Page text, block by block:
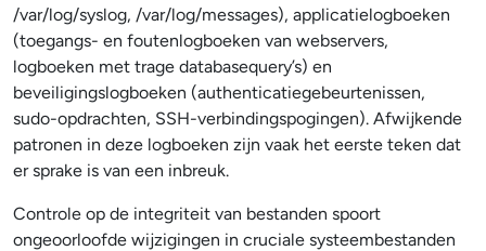
/var/log/syslog, /var/log/messages), applicatielogboeken
(toegangs- en foutenlogboeken van webservers,
logboeken met trage databasequery’s) en
beveiligingslogboeken (authenticatiegebeurtenissen,
sudo-opdrachten, SSH-verbindingspogingen). Afwijkende
patronen in deze logboeken zijn vaak het eerste teken dat
er sprake is van een inbreuk.
Controle op de integriteit van bestanden spoort
ongeoorloofde wijzigingen in cruciale systeembestanden